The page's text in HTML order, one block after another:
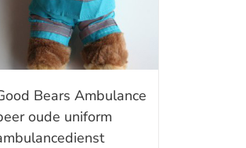
Bears Ambulance
oude uniform